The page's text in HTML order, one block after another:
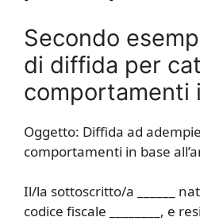
Secondo
di diffida per
comportamenti
Oggetto: Diffida ad
comportamenti in base
Il/la sottoscritto/a ______
codice fiscale ________, e